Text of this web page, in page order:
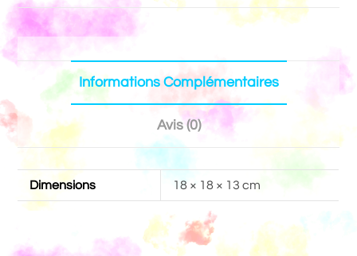
Informations Complémentaires
Avis (0)
Dimensions 18 × 18 × 13 cm